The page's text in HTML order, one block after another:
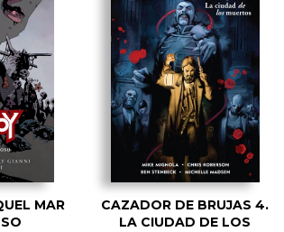
MAR
CAZADOR DE BRUJAS 4.
LA CIUDAD DE LOS